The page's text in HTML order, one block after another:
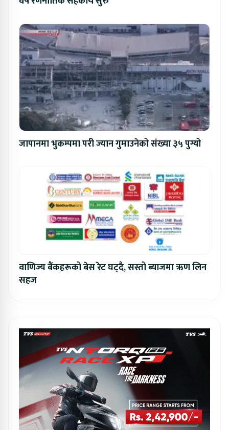
जापानमा भुकम्पमा परी ज्यान गुमाउनेको संख्या ३५ पुग्यो
वाणिज्य बैंकहरूको बेस रेट घट्दै, सस्तो ब्याजमा ऋण लिन
सहज